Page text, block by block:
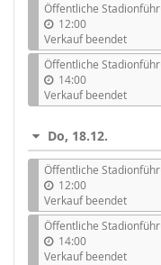
Öffentliche
12:00
Verkauf beendet
Öffentliche
14:00
Verkauf beendet
Do, 18.12.
Öffentliche
12:00
Verkauf beendet
Öffentliche
14:00
Verkauf beendet